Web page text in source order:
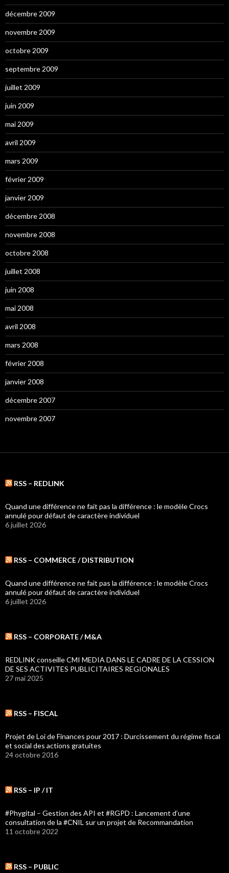
décembre 2009
novembre 2009
octobre 2009
septembre 2009
juillet 2009
juin 2009
mai 2009
avril 2009
mars 2009
février 2009
janvier 2009
décembre 2008
novembre 2008
octobre 2008
juillet 2008
juin 2008
mai 2008
avril 2008
mars 2008
février 2008
janvier 2008
décembre 2007
novembre 2007
RSS – REDLINK
Quand une différence ne fait pas la différence : le modèle Crocs
annulé pour défaut de caractère individuel
6 juillet 2026
RSS – COMMERCE / DISTRIBUTION
Quand une différence ne fait pas la différence : le modèle Crocs
annulé pour défaut de caractère individuel
6 juillet 2026
RSS – CORPORATE / M&A
REDLINK conseille CMI MEDIA DANS LE CADRE DE LA CESSION
DE SES ACTIVITES PUBLICITAIRES REGIONALES
27 mai 2025
RSS – FISCAL
Projet de Loi de Finances pour 2017 : Durcissement du régime fiscal
et social des actions gratuites
24 octobre 2016
RSS – IP / IT
#Phygital – Gestion des API et #RGPD : Lancement d’une
consultation de la #CNIL sur un projet de Recommandation
11 octobre 2022
RSS – PUBLIC